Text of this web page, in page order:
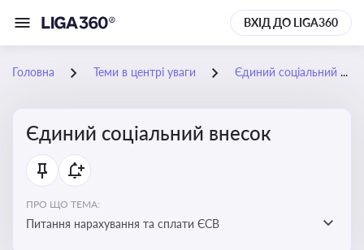
ВХІД ДО LIGA360
Головна Теми в центрі уваги Єдиний соціальний внесок
Єдиний соціальний внесок
ПРО ЩО ТЕМА:
Питання нарахування та сплати ЄСВ